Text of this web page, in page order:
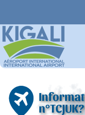
n°TCJUK?